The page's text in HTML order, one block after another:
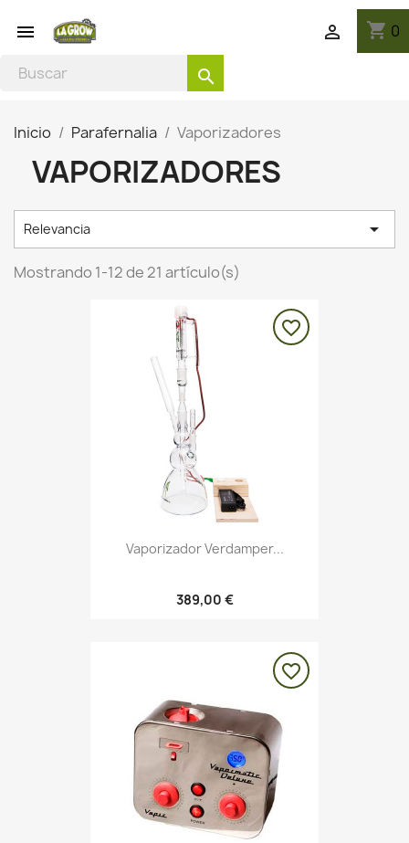
 shopping_cart 0

search
Inicio Parafernalia Vaporizadores
VAPORIZADORES
Relevancia 
Mostrando 1-12 de 21 artículo(s)
Vaporizador Verdamper...
389,00 €
favorite_border
favorite_border